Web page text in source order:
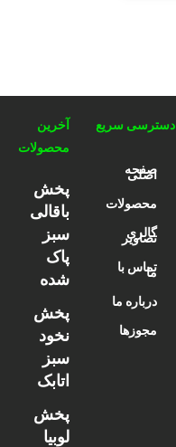
دسترسی سریع
صفحه
اصلی
محصولات
گالری
تصاویر
تماس با
ما
درباره ما
مجوزها
آخرین
محصولات
پخش
باقالی
سبز
پاک
شده
پخش
نخود
سبز
اتابک
پخش
لوبیا